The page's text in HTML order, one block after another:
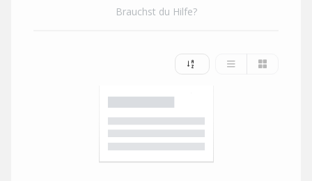
Brauchst du Hilfe?